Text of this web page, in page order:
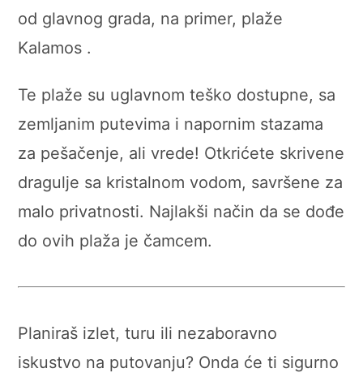
od glavnog grada, na primer, plaže
Kalamos .
Te plaže su uglavnom teško dostupne, sa
zemljanim putevima i napornim stazama
za pešačenje, ali vrede! Otkrićete skrivene
dragulje sa kristalnom vodom, savršene za
malo privatnosti. Najlakši način da se dođe
do ovih plaža je čamcem.
Planiraš izlet, turu ili nezaboravno
iskustvo na putovanju? Onda će ti sigurno